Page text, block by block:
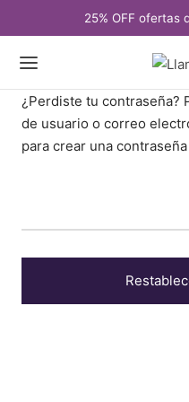
25% OFF ofertas
¿Perdiste tu contraseña?
de usuario o correo
para crear una